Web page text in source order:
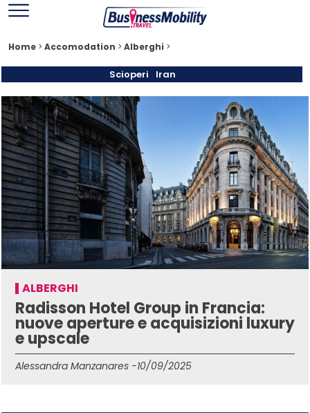
Home > Accomodation > Alberghi >
Scioperi Iran
ALBERGHI
Radisson Hotel Group in Francia:
nuove aperture e acquisizioni luxury
e upscale
Alessandra Manzanares -10/09/2025